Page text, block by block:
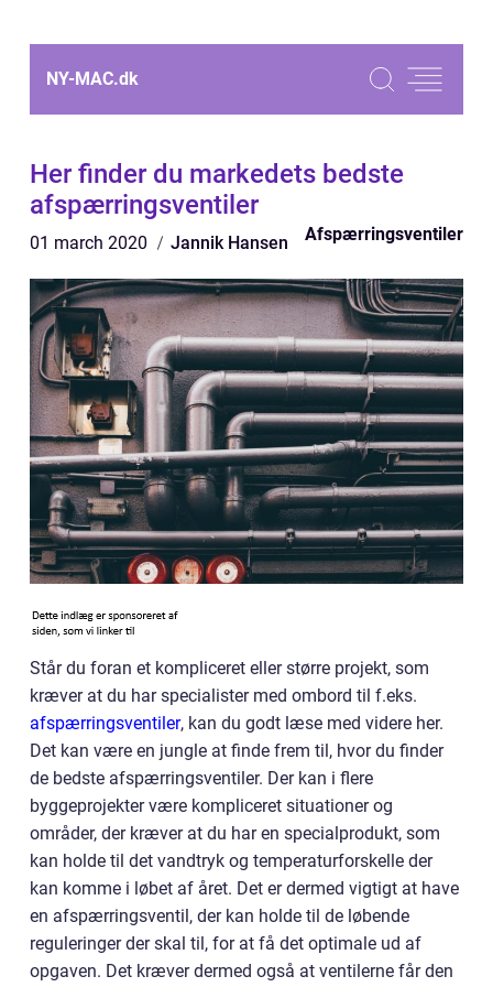
NY-MAC.dk
Her finder du markedets bedste
afspærringsventiler
01 march 2020 Jannik Hansen Afspærringsventiler
Står du foran et kompliceret eller større projekt, som
kræver at du har specialister med ombord til f.eks.
afspærringsventiler, kan du godt læse med videre her.
Det kan være en jungle at finde frem til, hvor du finder
de bedste afspærringsventiler. Der kan i flere
byggeprojekter være kompliceret situationer og
områder, der kræver at du har en specialprodukt, som
kan holde til det vandtryk og temperaturforskelle der
kan komme i løbet af året. Det er dermed vigtigt at have
en afspærringsventil, der kan holde til de løbende
reguleringer der skal til, for at få det optimale ud af
opgaven. Det kræver dermed også at ventilerne får den